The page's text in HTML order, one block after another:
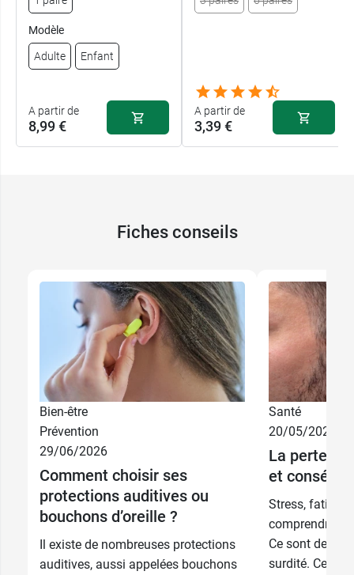
Modèle
Adulte Enfant
A partir de
8,99 €
Adulte - 1
paire
Enfant - 1
paire
8,99 €
A partir de
3,39 €
3,39 €
Fiches conseils
Bien-être
Prévention
29/06/2026
Comment choisir ses
protections auditives ou
bouchons d’oreille ?
Il existe de nombreuses protections
auditives, aussi appelées bouchons
Santé
20/05/2026
La perte
et
Stress,
comprendre
Ce sont des
surdité. Celle-